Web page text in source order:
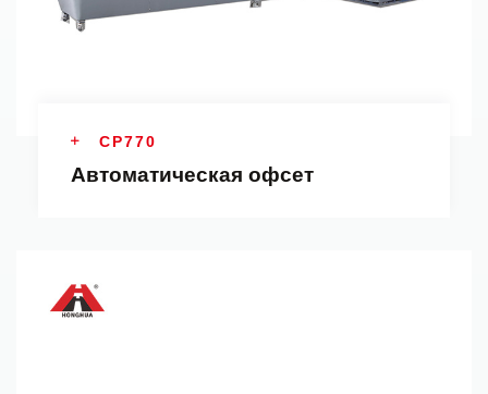
CP770
Автоматическая офсет